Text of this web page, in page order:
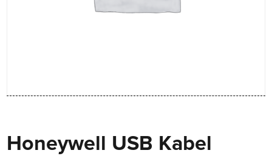
Honeywell USB Kabel